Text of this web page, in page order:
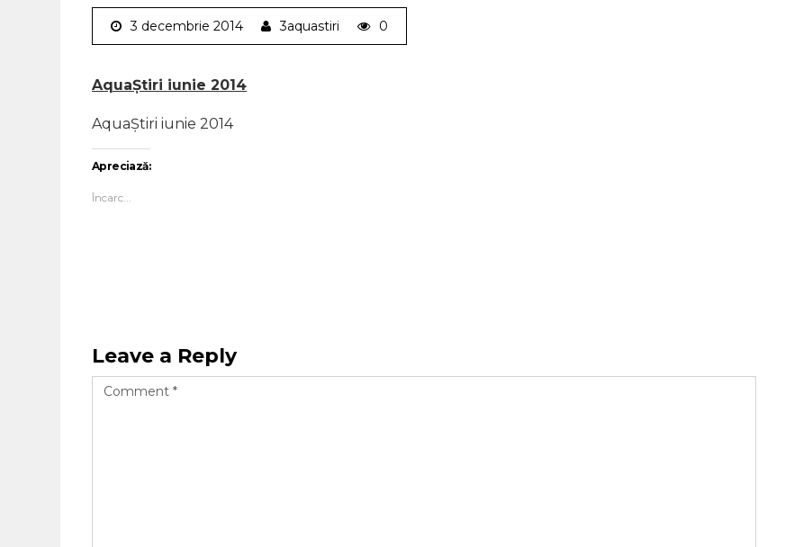
3 decembrie 2014 3aquastiri 0
AquaȘtiri iunie 2014
AquaȘtiri iunie 2014
Apreciază:
Încarc...
Leave a Reply